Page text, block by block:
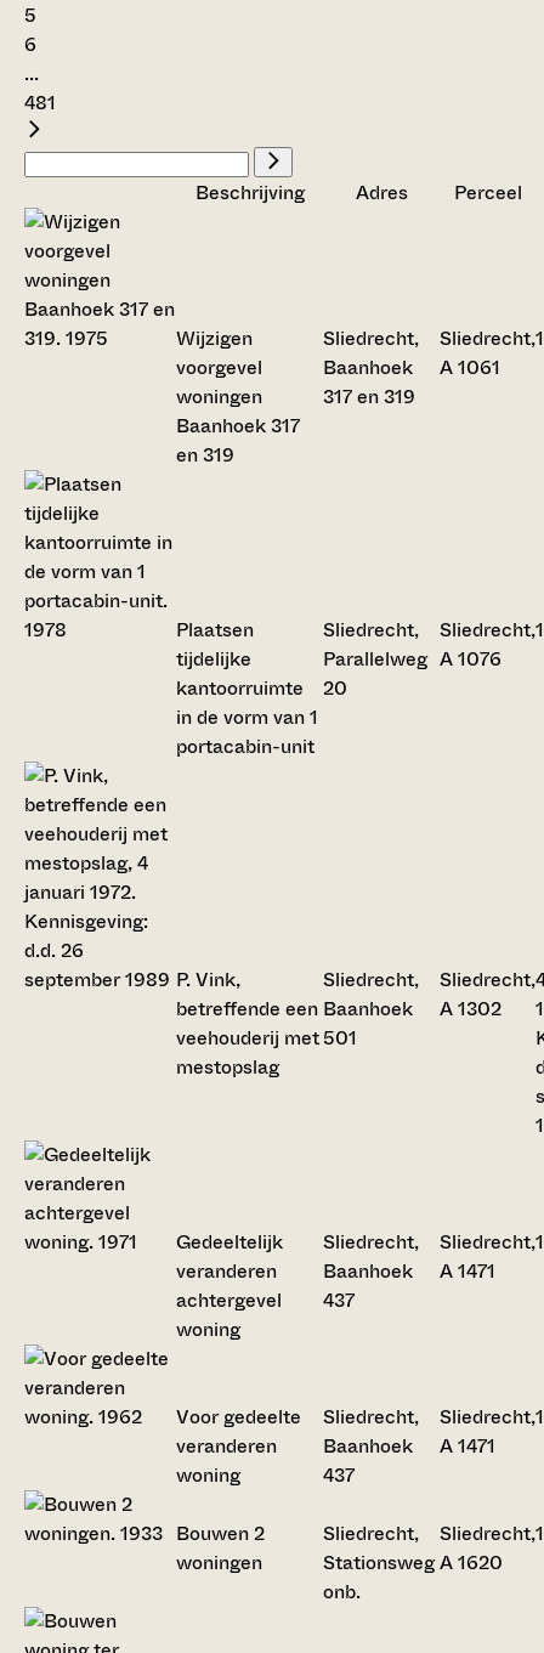
5
6
...
481
Beschrijving Adres Perceel
Wijzigen
voorgevel
woningen
Baanhoek 317
en 319
Sliedrecht,
Baanhoek
317 en 319
Sliedrecht,
A 1061
Plaatsen
tijdelijke
kantoorruimte
in de vorm van 1
portacabin-unit
Sliedrecht,
Parallelweg
20
Sliedrecht,
A 1076
P. Vink,
betreffende een
veehouderij met
mestopslag
Sliedrecht,
Baanhoek
501
Sliedrecht,
A 1302
Gedeeltelijk
veranderen
achtergevel
woning
Sliedrecht,
Baanhoek
437
Sliedrecht,
A 1471
Voor gedeelte
veranderen
woning
Sliedrecht,
Baanhoek
437
Sliedrecht,
A 1471
Bouwen 2
woningen
Sliedrecht,
Stationsweg
onb.
Sliedrecht,
A 1620